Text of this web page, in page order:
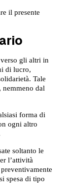
il presente
gli altri in
di lucro,
Tale
dal
forma di
ogni altro
soltanto le
l’attività
spesa di tipo